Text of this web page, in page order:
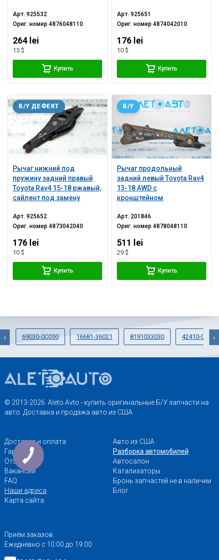
Арт.925532
Ориг. номер4876048110
264 lei
15 $
Купить
Арт.925651
Ориг. номер4874042010
176 lei
10 $
Купить
Рычаг нижний под
пружину задний правый
Toyota Rav4 15-18 ржавый,
сайлент под замену
Б/У ДЕФЕКТ
Арт.925652
Ориг. номер4873042040
176 lei
10 $
Купить
Рычаг продольный
задний левый Toyota Rav4
13-18 AWD с
кронштейном
Б/У
Арт. 201846
Ориг. номер4878048110
511 lei
29 $
Купить
69030-0C050 16681-36021 8191033030 42410-0E050
‹ ›
© 2013-2026. Aleto Avto - купить оригинальные Б/У запчасти на
авто. Доставка и продажа авто из США
Доставка и оплата
Гарантии
Отзывы
Вакансии
FAQ
Наши адреса
Карта сайта
Авто из США
Разборка автомобилей
Автосалон
Катализаторы
Бронь запчастей не в наличии
Блог
Приём заказов:
Ежедневно с 10:00 до 19:00